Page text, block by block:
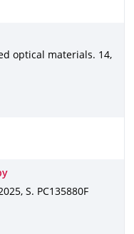
optical materials. 14,
, S. PC135880F